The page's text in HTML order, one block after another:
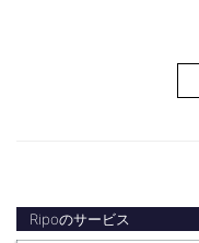
Ripoのサービス